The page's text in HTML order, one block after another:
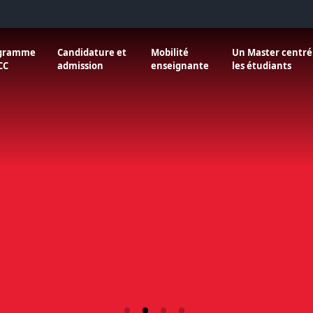
À propos de WOCC
Candidature et
admission
Mobilité
enseignante
Un Master
les étudiants